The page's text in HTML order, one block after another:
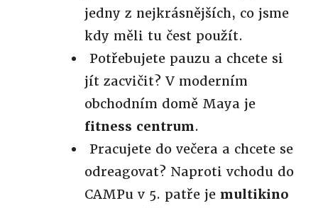
jedny z nejkrásnějších, co jsme
kdy měli tu čest použít.
Potřebujete pauzu a chcete si
jít zacvičit? V moderním
obchodním domě Maya je
fitness centrum.
Pracujete do večera a chcete se
odreagovat? Naproti vchodu do
CAMPu v 5. patře je multikino